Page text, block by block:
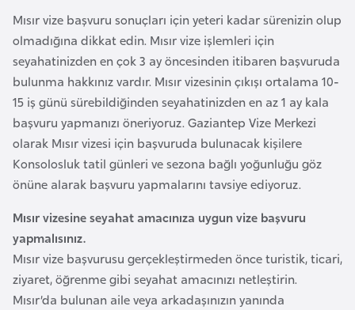
Mısır vize başvuru sonuçları için yeteri kadar sürenizin olup
olmadığına dikkat edin. Mısır vize işlemleri için
seyahatinizden en çok 3 ay öncesinden itibaren başvuruda
bulunma hakkınız vardır. Mısır vizesinin çıkışı ortalama 10-
15 iş günü sürebildiğinden seyahatinizden en az 1 ay kala
başvuru yapmanızı öneriyoruz. Gaziantep Vize Merkezi
olarak Mısır vizesi için başvuruda bulunacak kişilere
Konsolosluk tatil günleri ve sezona bağlı yoğunluğu göz
önüne alarak başvuru yapmalarını tavsiye ediyoruz.
Mısır vizesine seyahat amacınıza uygun vize başvuru
yapmalısınız.
Mısır vize başvurusu gerçekleştirmeden önce turistik, ticari,
ziyaret, öğrenme gibi seyahat amacınızı netleştirin.
Mısır’da bulunan aile veya arkadaşınızın yanında
B
e
l
ç
i
k
a
B
e
n
i
n